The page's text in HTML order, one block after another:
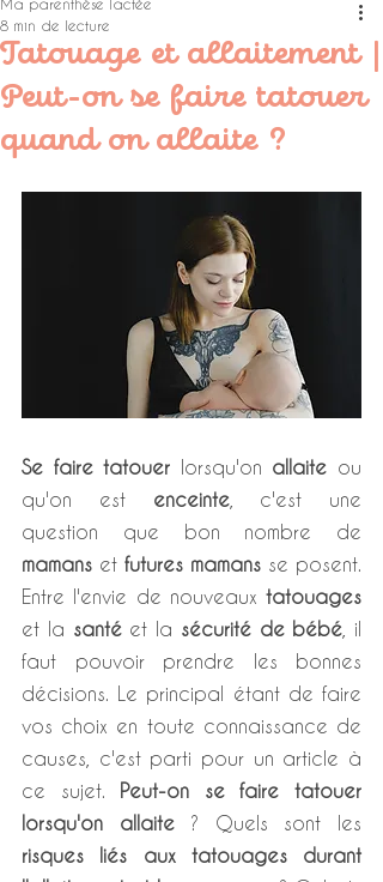
Tatouage et allaitement |
Peut-on se faire tatouer
quand on allaite ?
Ma parenthèse lactée
8 min de lecture
Se faire tatouer lorsqu'on allaite ou
qu'on est enceinte, c'est une
mamans et futures mamans se posent.
Entre l'envie de nouveaux tatouages
et la santé et la sécurité de bébé , il
faut pouvoir prendre les bonnes
décisions. Le principal étant de faire
vos choix en toute connaissance de
causes, c'est parti pour un article à
ce sujet. Peut-on se faire tatouer
lorsqu'on allaite
risques liés aux tatouages durant